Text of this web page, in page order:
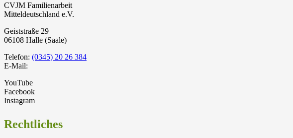
CVJM Familienarbeit
Mitteldeutschland e.V.
Geiststraße 29
06108 Halle (Saale)
Telefon: (0345) 20 26 384
E-Mail:
YouTube
Facebook
Instagram
Rechtliches